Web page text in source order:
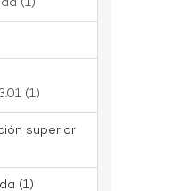
(1)
superior
(1)